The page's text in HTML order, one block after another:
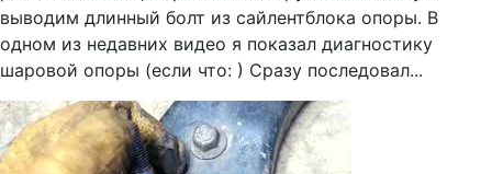
выводим длинный болт из сайлентблока опоры. В
одном из недавних видео я показал диагностику
шаровой опоры (если что: ) Сразу последовал...